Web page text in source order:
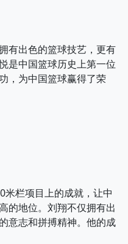
有出色的篮球技艺，更有
是中国篮球历史上第一位
，为中国篮球赢得了荣
栏项目上的成就，让中
的地位。刘翔不仅拥有出
意志和拼搏精神。他的成